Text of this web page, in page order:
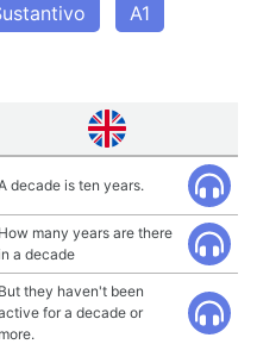
A1
decade is ten years.
How many years are there
a decade
But they haven't been
for a decade or
more.